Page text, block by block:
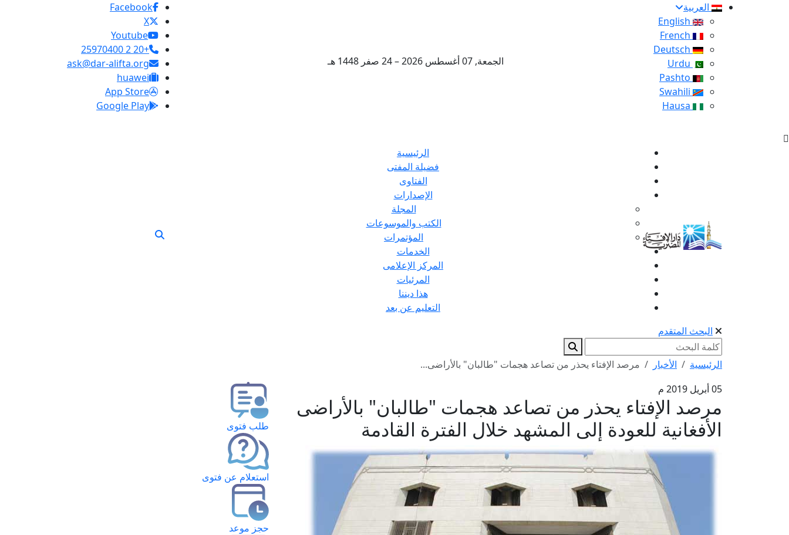
العربية
الجمعة, 07 أغسطس 2026 – 24 صفر 1448 هـ
Facebook
X
Youtube
+20 2 25970400
ask@dar-alifta.org
huawei
App Store
Google Play
الرئيسية
فضيلة المفتى
الفتاوى
الإصدارات
المجلة
الكتب والموسوعات
المؤتمرات
الخدمات
المركز الإعلامى
المرئيات
هذا ديننا
التعليم عن بعد
البحث المتقدم
الرئيسية الأخبار
مرصد الإفتاء يحذر من تصاعد هجمات "طالبان" بالأراضى...
05 أبريل 2019 م
مرصد الإفتاء يحذر من تصاعد هجمات "طالبان" بالأراضى
الأفغانية للعودة إلى المشهد خلال الفترة القادمة
طلب فتوى
استعلام عن فتوى
حجز موعد